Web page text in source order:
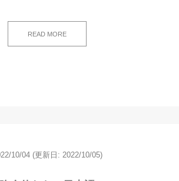
READ MORE
10/04 (更新日: 2022/10/05)